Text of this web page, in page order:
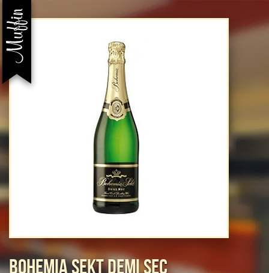
BOHEMIA SEKT DEMI SEC